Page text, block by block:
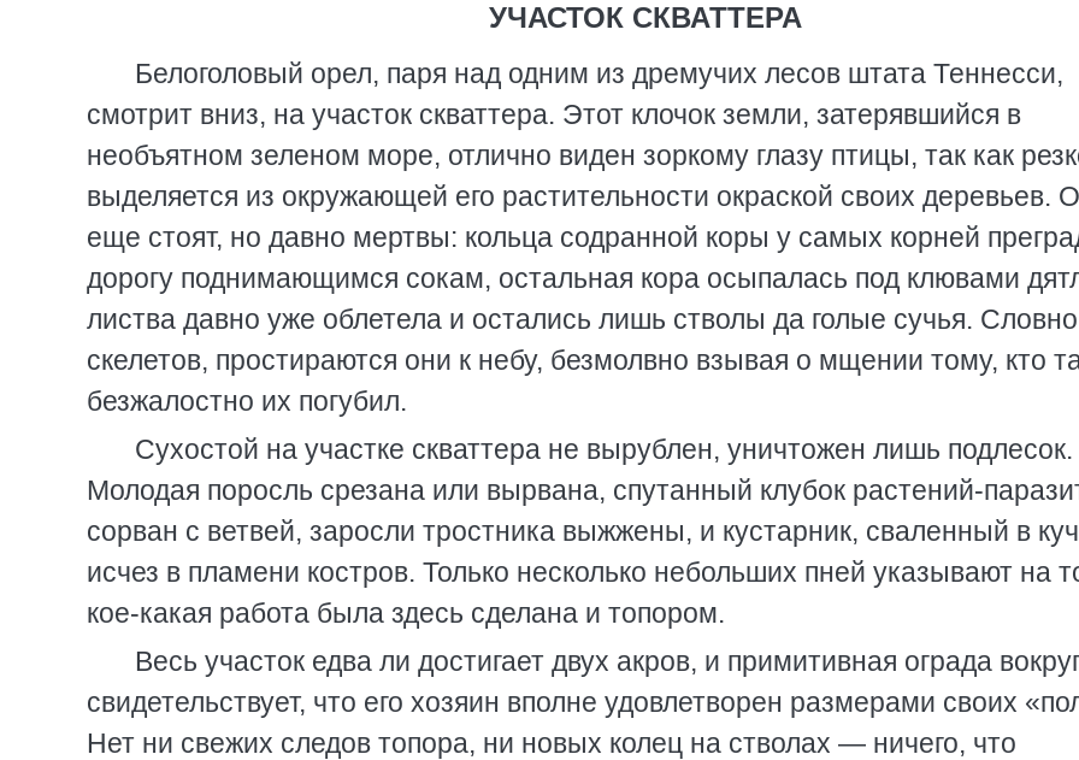
УЧАСТОК СКВАТТЕРА
Белоголовый орел, паря над одним из дремучих лесов штата Теннесси,
смотрит вниз, на участок скваттера. Этот клочок земли, затерявшийся в
необъятном зеленом море, отлично виден зоркому глазу птицы, так как
выделяется из окружающей его растительности окраской своих деревьев.
еще стоят, но давно мертвы: кольца содранной коры у самых корней
дорогу поднимающимся сокам, остальная кора осыпалась под клювами
листва давно уже облетела и остались лишь стволы да голые сучья.
скелетов, простираются они к небу, безмолвно взывая о мщении тому, кто
безжалостно их погубил.
Сухостой на участке скваттера не вырублен, уничтожен лишь подлесок.
Молодая поросль срезана или вырвана, спутанный клубок растений-
сорван с ветвей, заросли тростника выжжены, и кустарник, сваленный в
исчез в пламени костров. Только несколько небольших пней указывают на
кое-какая работа была здесь сделана и топором.
Весь участок едва ли достигает двух акров, и примитивная ограда
свидетельствует, что его хозяин вполне удовлетворен размерами своих
Нет ни свежих следов топора, ни новых колец на стволах — ничего, что